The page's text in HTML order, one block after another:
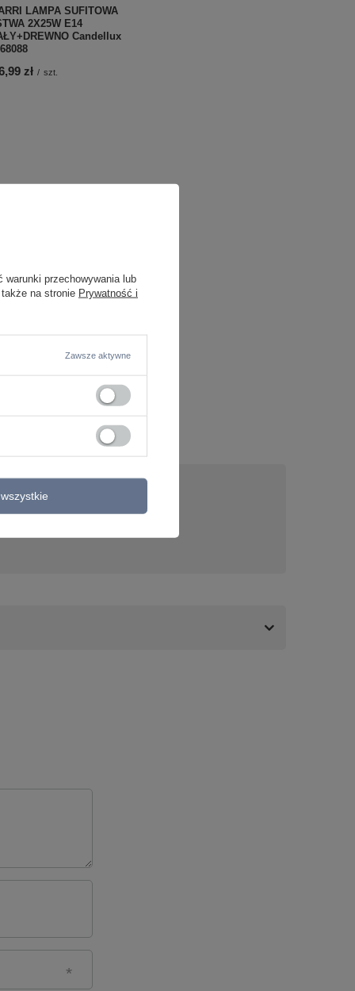
LAMPA SUFITOWA
2X25W E14
Candellux
zł / szt.
warunki przechowywania lub
na stronie Prywatność i
Zawsze aktywne